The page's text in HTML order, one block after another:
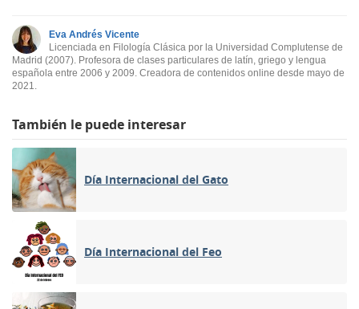
Eva Andrés Vicente
Licenciada en Filología Clásica por la Universidad Complutense de
Madrid (2007). Profesora de clases particulares de latín, griego y lengua
española entre 2006 y 2009. Creadora de contenidos online desde mayo de
2021.
También le puede interesar
Día Internacional del Gato
Día Internacional del Feo